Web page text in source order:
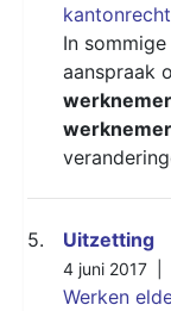
In
aanspraak
werknemer
werknemer
5. Uitzetting
4 juni 2017 |
Werken